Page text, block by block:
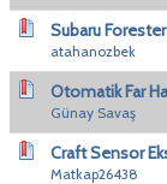
Subaru
atahanozbek
Otomatik Far
Günay Savaş
Craft Sensor
Matkap26438